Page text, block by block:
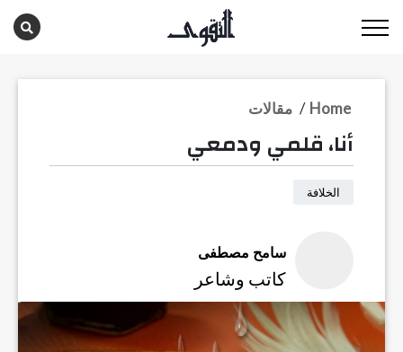
مقالات / Home
أنا، قلمي ودمعي
الخلافة
سامح مصطفى
كاتب وشاعر